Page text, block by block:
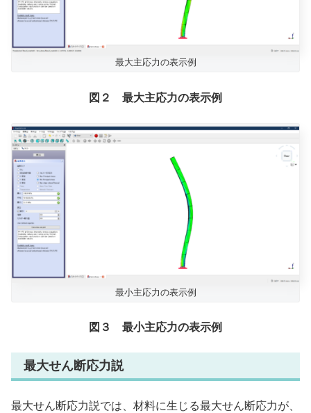
最大主応力の表示例
図２ 最大主応力の表示例
最小主応力の表示例
図３ 最小主応力の表示例
最大せん断応力説
最大せん断応力説では、材料に生じる最大せん断応力が、